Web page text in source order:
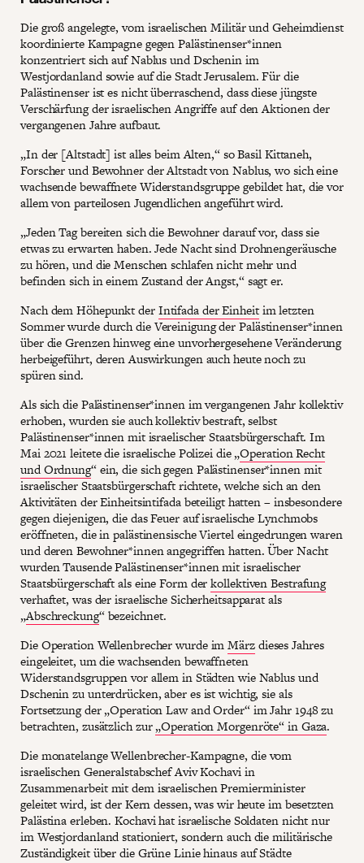
Die groß angelegte, vom israelischen Militär und Geheimdienst
koordinierte Kampagne gegen Palästinenser*innen
konzentriert sich auf Nablus und Dschenin im
Westjordanland sowie auf die Stadt Jerusalem. Für die
Palästinenser ist es nicht überraschend, dass diese jüngste
Verschärfung der israelischen Angriffe auf den Aktionen der
vergangenen Jahre aufbaut.
„In der [Altstadt] ist alles beim Alten,“ so Basil Kittaneh,
Forscher und Bewohner der Altstadt von Nablus, wo sich eine
wachsende bewaffnete Widerstandsgruppe gebildet hat, die vor
allem von parteilosen Jugendlichen angeführt wird.
„Jeden Tag bereiten sich die Bewohner darauf vor, dass sie
etwas zu erwarten haben. Jede Nacht sind Drohnengeräusche
zu hören, und die Menschen schlafen nicht mehr und
befinden sich in einem Zustand der Angst,“ sagt er.
Nach dem Höhepunkt derIntifada der Einheitim letzten
Sommer wurde durch die Vereinigung der Palästinenser*innen
über die Grenzen hinweg eine unvorhergesehene Veränderung
herbeigeführt, deren Auswirkungen auch heute noch zu
spüren sind.
Als sich die Palästinenser*innen im vergangenen Jahr kollektiv
erhoben, wurden sie auch kollektiv bestraft, selbst
Palästinenser*innen mit israelischer Staatsbürgerschaft. Im
Mai 2021 leitete die israelische Polizei die „Operation Recht
und Ordnung“ ein, die sich gegen Palästinenser*innen mit
israelischer Staatsbürgerschaft richtete, welche sich an den
Aktivitäten der Einheitsintifada beteiligt hatten – insbesondere
gegen diejenigen, die das Feuer auf israelische Lynchmobs
eröffneten, die in palästinensische Viertel eingedrungen waren
und deren Bewohner*innen angegriffen hatten. Über Nacht
wurden Tausende Palästinenser*innen mit israelischer
Staatsbürgerschaft als eine Form derkollektiven Bestrafung
verhaftet, was der israelische Sicherheitsapparat als
„Abschreckung“ bezeichnet.
Die Operation Wellenbrecher wurde imMärzdieses Jahres
eingeleitet, um die wachsenden bewaffneten
Widerstandsgruppen vor allem in Städten wie Nablus und
Dschenin zu unterdrücken, aber es ist wichtig, sie als
Fortsetzung der „Operation Law and Order“ im Jahr 1948 zu
betrachten, zusätzlich zur„Operation Morgenröte“ in Gaza.
Die monatelange Wellenbrecher-Kampagne, die vom
israelischen Generalstabschef Aviv Kochavi in
Zusammenarbeit mit dem israelischen Premierminister
geleitet wird, ist der Kern dessen, was wir heute im besetzten
Palästina erleben. Kochavi hat israelische Soldaten nicht nur
im Westjordanland stationiert, sondern auch die militärische
Zuständigkeit über die Grüne Linie hinaus auf Städte